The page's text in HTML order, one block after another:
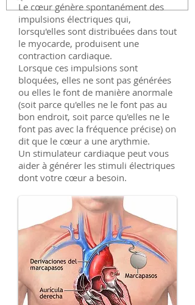
Le cœur génère spontanément des
impulsions électriques qui,
lorsqu'elles sont distribuées dans tout
le myocarde, produisent une
contraction cardiaque.
Lorsque ces impulsions sont
bloquées, elles ne sont pas générées
ou elles le font de manière anormale
(soit parce qu'elles ne le font pas au
bon endroit, soit parce qu'elles ne le
font pas avec la fréquence précise) on
dit que le cœur a une arythmie.
Un stimulateur cardiaque peut vous
aider à générer les stimuli électriques
dont votre cœur a besoin.